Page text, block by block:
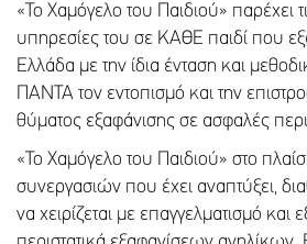
«Το Χαμόγελο του Παιδιού» παρέχει
υπηρεσίες του σε ΚΑΘΕ παιδί που
Ελλάδα με την ίδια ένταση και
ΠΑΝΤΑ τον εντοπισμό και την
θύματος εξαφάνισης σε ασφαλές
«Το Χαμόγελο του Παιδιού» στο
συνεργασιών που έχει αναπτύξει,
να χειρίζεται με επαγγελματισμό και